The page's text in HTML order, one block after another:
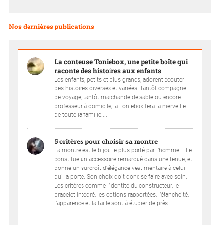
Nos dernières publications
La conteuse Toniebox, une petite boîte qui
raconte des histoires aux enfants
Les enfants, petits et plus grands, adorent écouter
des histoires diverses et variées. Tantôt compagne
de voyage, tantôt marchande de sable ou encore
professeur à domicile, la Toniebox fera la merveille
de toute la famille....
5 critères pour choisir sa montre
La montre est le bijou le plus porté par l’homme. Elle
constitue un accessoire remarqué dans une tenue, et
donne un surcroît d’élégance vestimentaire à celui
qui la porte. Son choix doit donc se faire avec soin.
Les critères comme l’identité du constructeur, le
bracelet intégré, les options rapportées, l’étanchéité,
l’apparence et la taille sont à étudier de près....